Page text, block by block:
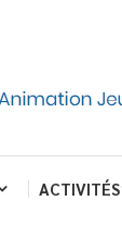
ACTIVITÉS